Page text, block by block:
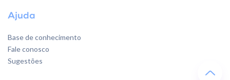
Ajuda
Base de conhecimento
Fale conosco
Sugestões